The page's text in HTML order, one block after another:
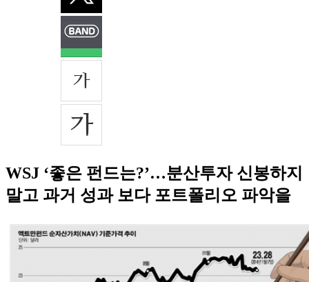
WSJ ‘좋은 펀드는?’…분산투자 신봉하지
말고 과거 성과 보다 포트폴리오 파악을